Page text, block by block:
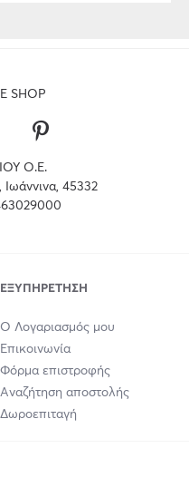
SHOP
Ο.Ε.
Ιωάννινα, 45332
ΕΞΥΠΗΡΈΤΗΣΗ
Ο Λογαριασμός μου
Επικοινωνία
Φόρμα επιστροφής
Αναζήτηση αποστολής
Δωροεπιταγή